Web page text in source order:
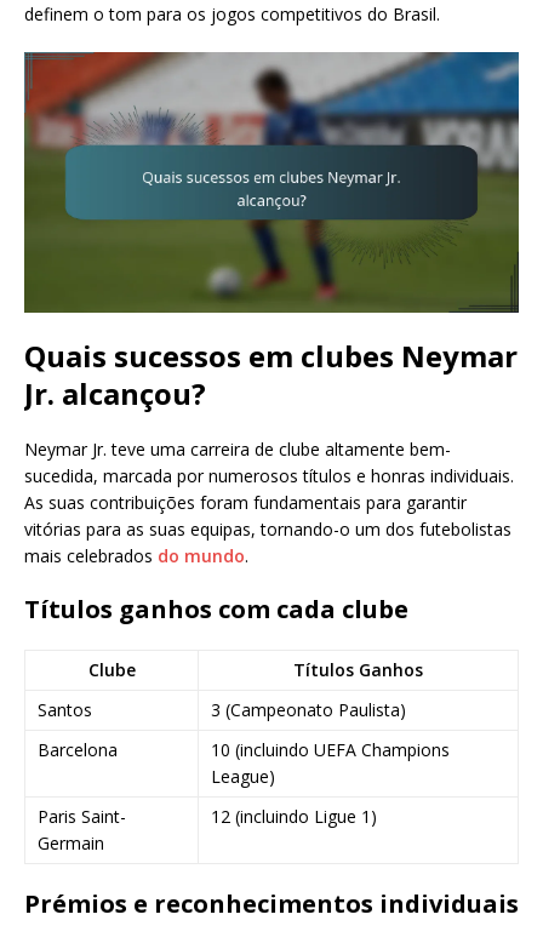
definem o tom para os jogos competitivos do Brasil.
Quais sucessos em clubes Neymar
Jr. alcançou?
Neymar Jr. teve uma carreira de clube altamente bem-
sucedida, marcada por numerosos títulos e honras individuais.
As suas contribuições foram fundamentais para garantir
vitórias para as suas equipas, tornando-o um dos futebolistas
mais celebrados do mundo.
Títulos ganhos com cada clube
Clube
Títulos Ganhos
Santos
3 (Campeonato Paulista)
Barcelona
10 (incluindo UEFA Champions
League)
Paris Saint-
Germain
12 (incluindo Ligue 1)
Prémios e reconhecimentos individuais